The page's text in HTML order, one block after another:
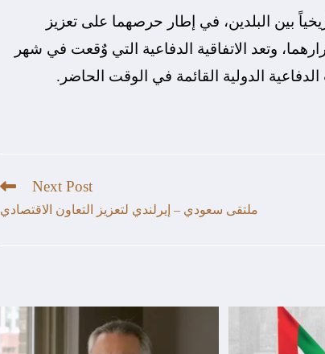
بين البلدين، في إطار حرصهما على تعزيز
وتعد الاتفاقية الدفاعية التي وٌقعت في شهر
الدولية القائمة في الوقت الحاضر.
Next Post
ملتقى سعودي – إيرلندي لتعزيز التعاون الاقتصادي